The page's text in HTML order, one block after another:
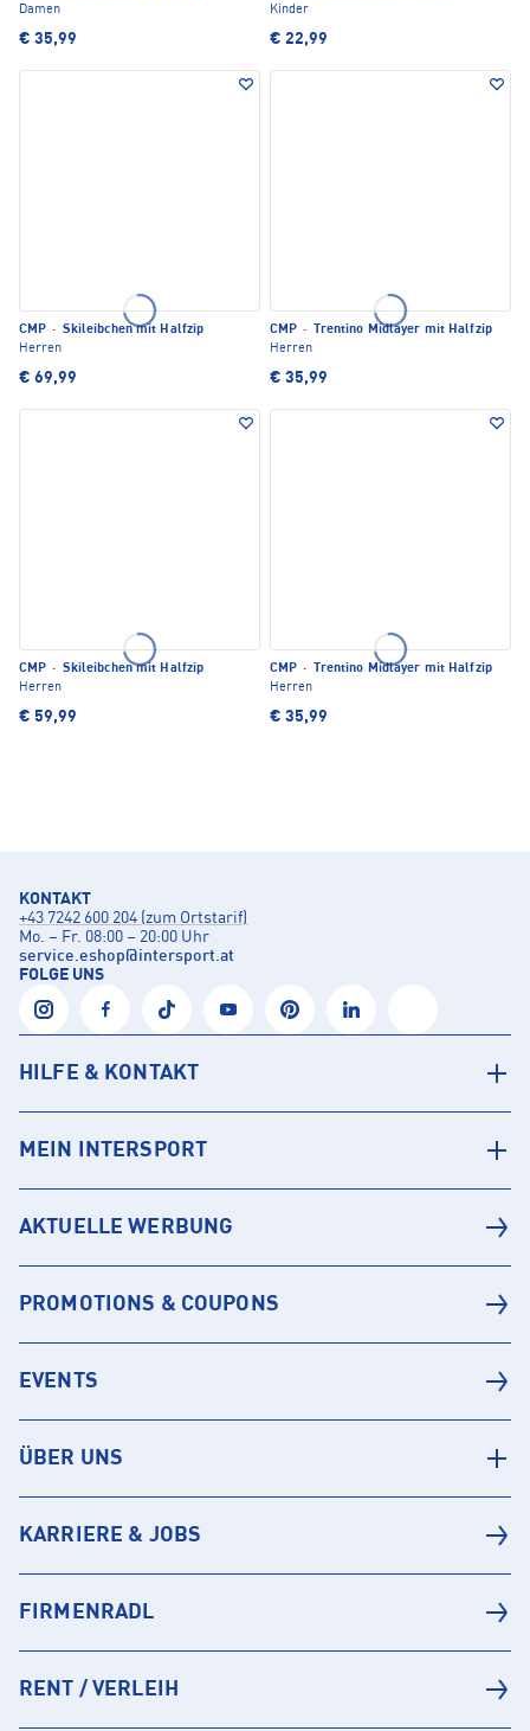
Damen
€ 35,99
Kinder
€ 22,99
CMP · Skileibchen mit Halfzip
Herren
€ 69,99
CMP ·
Trentino Midlayer mit Halfzip
Herren
€ 35,99
CMP · Skileibchen mit Halfzip
Herren
€ 59,99
CMP ·
Trentino Midlayer mit Halfzip
Herren
€ 35,99
KONTAKT
+43 7242 600 204 (zum Ortstarif)
Mo. – Fr. 08:00 – 20:00 Uhr
service.eshop@intersport.at
FOLGE UNS
HILFE & KONTAKT
MEIN INTERSPORT
AKTUELLE WERBUNG
PROMOTIONS & COUPONS
EVENTS
ÜBER UNS
KARRIERE & JOBS
FIRMENRADL
RENT / VERLEIH